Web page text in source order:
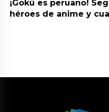
¡Gokú es peruano!
héroes de anime y